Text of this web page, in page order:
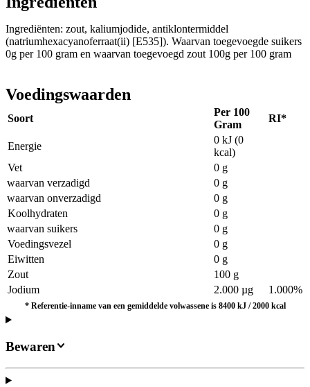
Ingrediënten: zout, kaliumjodide, antiklontermiddel
(natriumhexacyanoferraat(ii) [E535]). Waarvan toegevoegde suikers
0g per 100 gram en waarvan toegevoegd zout 100g per 100 gram
Voedingswaarden
Soort
Per 100
Gram
RI*
Energie
0 kJ (0
kcal)
Vet
0 g
waarvan verzadigd
0 g
waarvan onverzadigd
0 g
Koolhydraten
0 g
waarvan suikers
0 g
Voedingsvezel
0 g
Eiwitten
0 g
Zout
100 g
Jodium
2.000 µg 1.000%
* Referentie-inname van een gemiddelde volwassene is 8400 kJ / 2000 kcal
Bewaren